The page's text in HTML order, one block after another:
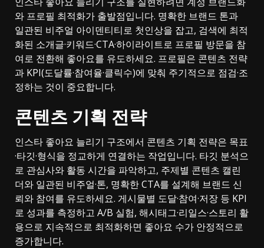
와 프로필 최적화가 출발점입니다. 명확한 브랜드 톤과
일관된 비주얼 아이덴티티로 첫인상을 잡고, 검색에 최적
화된 소개글·키워드·CTA·하이라이트로 프로필 방문을 참
여로 전환해 좋아요를 유도하세요. 프로필은 콘텐츠 전략
과 KPI(도달률·참여율·클릭수)에 맞춰 주기적으로 점검·조
정하는 것이 중요합니다.
콘텐츠 기획 전략
인스타 좋아요 늘리기 구조에서 콘텐츠 기획 전략은 목표
·타깃·형식을 정교하게 연결하는 작업입니다. 타깃 분석으
로 관심사와 활동 시간을 파악하고, 주제별 콘텐츠 캘린
더와 일관된 비주얼·톤, 명확한 CTA를 설계해 브랜드 신
뢰와 참여를 유도하세요. 게시물별 도달·참여·저장 등 KPI
로 성과를 측정하고 A/B 실험, 해시태그·리일스·스토리 활
용으로 지속적으로 최적화하면 좋아요 수가 안정적으로
증가합니다.